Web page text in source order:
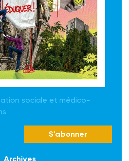
sociale et médico-
S'abonner
Archives